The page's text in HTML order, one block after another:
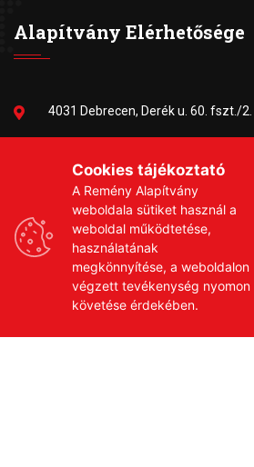
Alapítvány Elérhetősége
4031 Debrecen, Derék u. 60. fszt./2.
remeny1999@gmail.com
Cookies tájékoztató
A Remény Alapítvány
weboldala sütiket használ a
weboldal működtetése,
használatának
megkönnyítése, a weboldalon
végzett tevékenység nyomon
követése érdekében.